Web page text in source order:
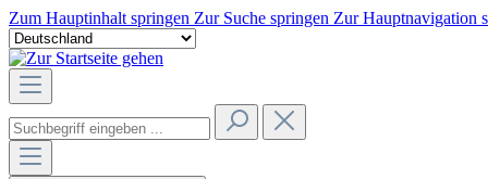
Zum Hauptinhalt springen Zur Suche springen Zur Hauptnavigation